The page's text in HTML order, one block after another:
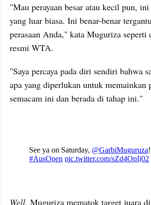
"Mau perayaan besar atau kecil pun, ini
yang luar biasa. Ini benar-benar
perasaan Anda," kata Muguriza seperti
resmi WTA.
"Saya percaya pada diri sendiri bahwa
apa yang diperlukan untuk memainkan
semacam ini dan berada di tahap ini."
X post
Well, Muguriza mematok target juara di